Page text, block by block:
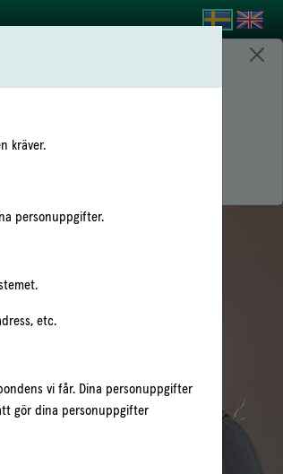
kräver.
personuppgifter.
etc.
vi får. Dina personuppgifter
gör dina personuppgifter